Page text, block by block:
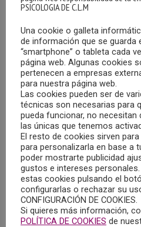
albergó un encuentro de
la Concejala de Calidad de
Efectiva, Llanos Navarro
Personas e Igualdad, Gala
Decana del Colegio Oficial
Mancha, María Dolores
La reunión sirvió como
COPCLM tiene en marcha
2027, la Feria de la Psicología
esta institución colegial ya
2018 en la ciudad de la
continuación en el próximo
PSICOLOGIA DE C.L.M
Una cookie o galleta
de información que se guarda
“smartphone” o tableta cada
página web. Algunas cookies
pertenecen a empresas
para nuestra página web.
Las cookies pueden ser de
técnicas son necesarias para
pueda funcionar, no
las únicas que tenemos
El resto de cookies sirven
para personalizarla en base a
poder mostrarte publicidad
gustos e intereses
estas cookies pulsando el
configurarlas o rechazar su
CONFIGURACIÓN DE COOKIES.
Si quieres más información,
POLÍTICA DE COOKIES de